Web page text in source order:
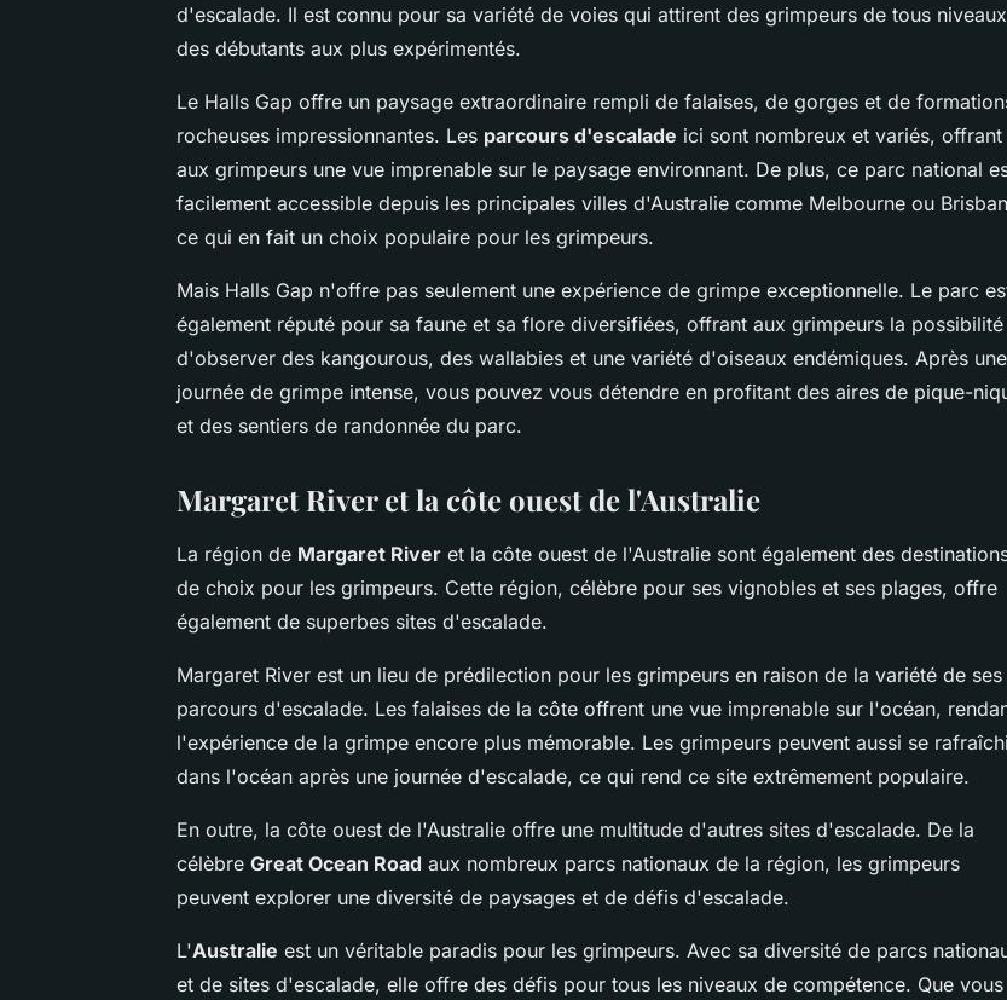
d'escalade. Il est connu pour sa variété de voies qui attirent des grimpeurs de tous
des débutants aux plus expérimentés.
Le Halls Gap offre un paysage extraordinaire rempli de falaises, de gorges et de
rocheuses impressionnantes. Les parcours d'escalade ici sont nombreux et variés, offrant
aux grimpeurs une vue imprenable sur le paysage environnant. De plus, ce parc national
facilement accessible depuis les principales villes d'Australie comme Melbourne ou
ce qui en fait un choix populaire pour les grimpeurs.
Mais Halls Gap n'offre pas seulement une expérience de grimpe exceptionnelle. Le parc
également réputé pour sa faune et sa flore diversifiées, offrant aux grimpeurs la possibilité
d'observer des kangourous, des wallabies et une variété d'oiseaux endémiques. Après une
journée de grimpe intense, vous pouvez vous détendre en profitant des aires de pique-
et des sentiers de randonnée du parc.
Margaret River et la côte ouest de l'Australie
La région de Margaret River et la côte ouest de l'Australie sont également des
de choix pour les grimpeurs. Cette région, célèbre pour ses vignobles et ses plages, offre
également de superbes sites d'escalade.
Margaret River est un lieu de prédilection pour les grimpeurs en raison de la variété de ses
parcours d'escalade. Les falaises de la côte offrent une vue imprenable sur l'océan,
l'expérience de la grimpe encore plus mémorable. Les grimpeurs peuvent aussi se
dans l'océan après une journée d'escalade, ce qui rend ce site extrêmement populaire.
En outre, la côte ouest de l'Australie offre une multitude d'autres sites d'escalade. De la
célèbre Great Ocean Road aux nombreux parcs nationaux de la région, les grimpeurs
peuvent explorer une diversité de paysages et de défis d'escalade.
L'Australie est un véritable paradis pour les grimpeurs. Avec sa diversité de parcs
et de sites d'escalade, elle offre des défis pour tous les niveaux de compétence. Que vous